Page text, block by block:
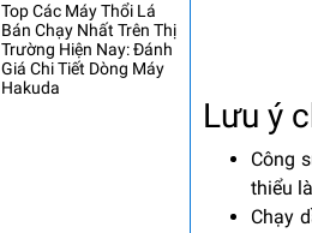
Top Các Máy Thổi Lá
Bán Chạy Nhất Trên Thị
Trường Hiện Nay: Đánh
Giá Chi Tiết Dòng Máy
Hakuda
Lưu ý
Công
thiểu
Chạy